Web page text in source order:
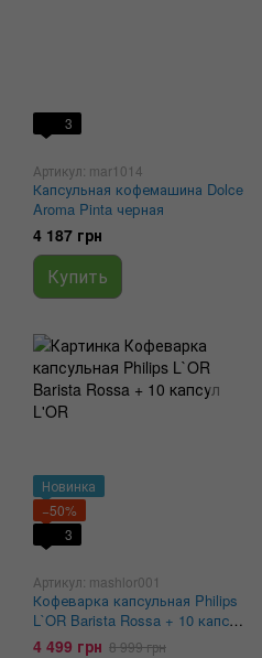
3
Артикул: mar1014
Капсульная кофемашина Dolce
Aroma Pinta черная
4 187 грн
Купить
Новинка
−50%
3
Артикул: mashlor001
Кофеварка капсульная Philips
L`OR Barista Rossa + 10 капсул
L'OR
4 499 грн 8 999 грн